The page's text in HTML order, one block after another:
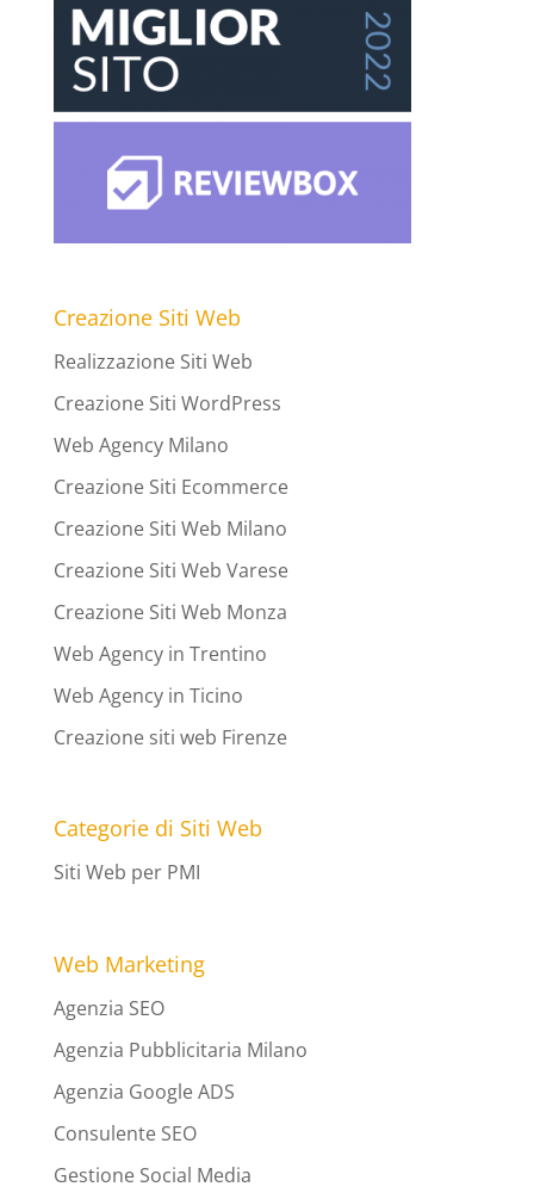
Creazione Siti Web
Realizzazione Siti Web
Creazione Siti WordPress
Web Agency Milano
Creazione Siti Ecommerce
Creazione Siti Web Milano
Creazione Siti Web Varese
Creazione Siti Web Monza
Web Agency in Trentino
Web Agency in Ticino
Creazione siti web Firenze
Categorie di Siti Web
Siti Web per PMI
Web Marketing
Agenzia SEO
Agenzia Pubblicitaria Milano
Agenzia Google ADS
Consulente SEO
Gestione Social Media